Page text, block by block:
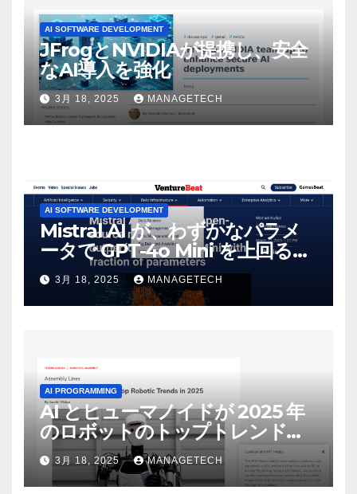
AI SOFTWARE DEVELOPMENT
JFrogとNVIDIAが提携し、安全
なAI導入を強化
3月 18, 2025 MANAGETECH
AI SOFTWARE DEVELOPMENT
Mistral AI が、わずかなパラメ
ータで GPT-4o Mini を上回る新
しいオープンソース モデルをリ
リース | VentureBeat
3月 18, 2025 MANAGETECH
AI PROGRAMMING
AI とヒューマノイドが 2025 年
のロボットのトップトレンドに |
ASSEMBLY
3月 18, 2025 MANAGETECH